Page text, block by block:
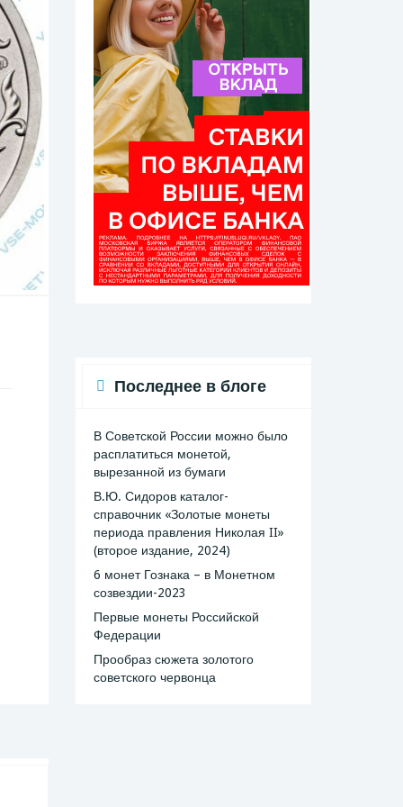
Последнее в блоге
В Советской России можно было
расплатиться монетой,
вырезанной из бумаги
В.Ю. Сидоров каталог-
справочник «Золотые монеты
периода правления Николая II»
(второе издание, 2024)
6 монет Гознака – в Монетном
созвездии-2023
Первые монеты Российской
Федерации
Прообраз сюжета золотого
советского червонца